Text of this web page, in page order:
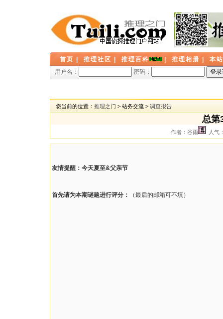
首页 推理社区 推理百科 推理相册
本
用户名：
密码：
您当前的位置： 推理之门 > 站务交流 > 调查报告
总第
作者：谷雨 人气
友情提醒：今天夏至&父亲节
首先请为本期谜题进行评分： （最后的邮箱可不填）